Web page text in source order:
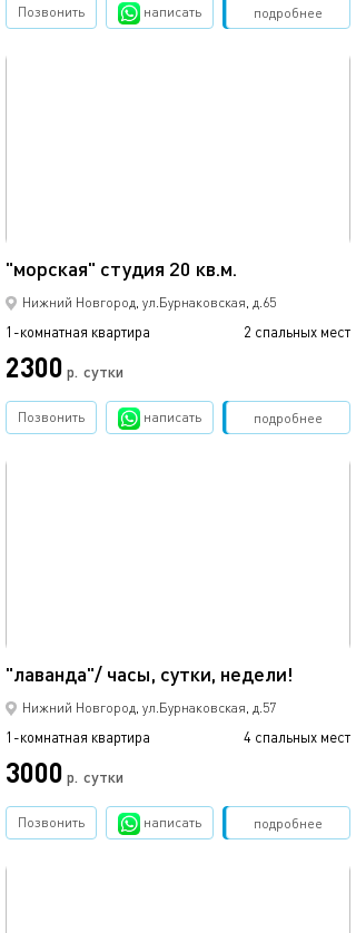
подробнее
Позвонить написать Забронировать
"морская" cтудия 20 кв.м.
Нижний Новгород, ул.Бурнаковская, д.65
1-комнатная квартира 2 спальных мест
2300 р. сутки
подробнее
Позвонить написать Забронировать
"лаванда"/ часы, сутки, недели!
Нижний Новгород, ул.Бурнаковская, д.57
1-комнатная квартира 4 спальных мест
3000 р. сутки
подробнее
Позвонить написать Забронировать